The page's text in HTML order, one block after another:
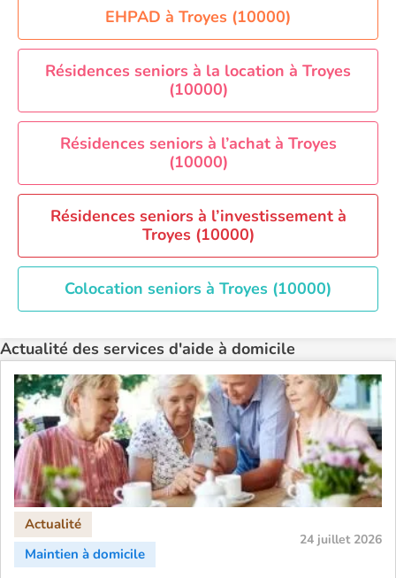
Aide à domicile Orléans
Aide à domicile Paris
Aide à domicile Perpignan
Aide à domicile Rennes
Aide à domicile Saint-Etienne
Aide à domicile Toulouse
Recherche par ville
EHPAD à Troyes (10000)
Résidences seniors à la location à Troyes
(10000)
Résidences seniors à l’achat à Troyes
(10000)
Résidences seniors à l’investissement à
Troyes (10000)
Colocation seniors à Troyes (10000)
Actualité des services d'aide à domicile
24 juillet 2026